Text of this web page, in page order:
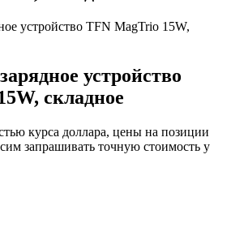
устройство
складное
курса доллара, цены на позиции
запрашивать точную стоимость у